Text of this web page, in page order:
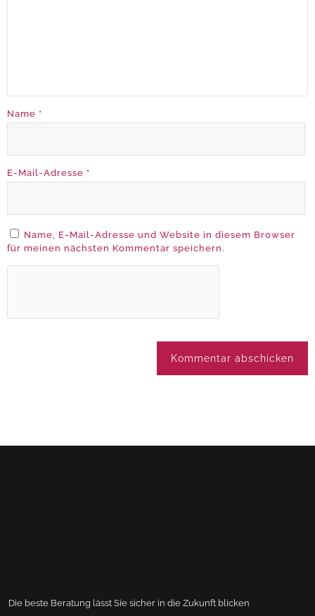
Name *
E-Mail-Adresse *
Name, E-Mail-Adresse und Website in diesem Browser
für meinen nächsten Kommentar speichern.
Die beste Beratung lässt Sie sicher in die Zukunft blicken